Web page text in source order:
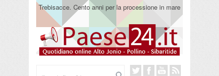
Trebisacce. Chiude l’Emporio Solidale